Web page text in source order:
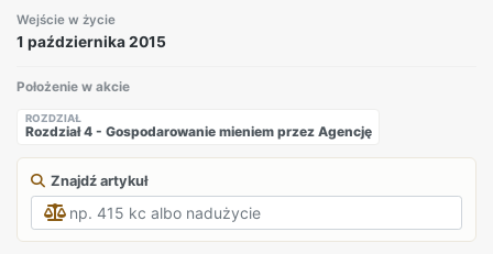
Wejście w życie
1 października 2015
Położenie w akcie
ROZDZIAŁ
Rozdział 4 - Gospodarowanie mieniem przez Agencję
Znajdź artykuł